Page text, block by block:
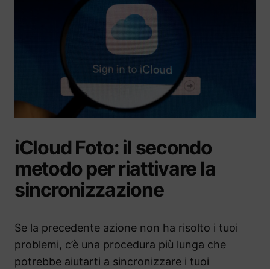
iCloud Foto: il secondo
metodo per riattivare la
sincronizzazione
Se la precedente azione non ha risolto i tuoi
problemi, c’è una procedura più lunga che
potrebbe aiutarti a sincronizzare i tuoi